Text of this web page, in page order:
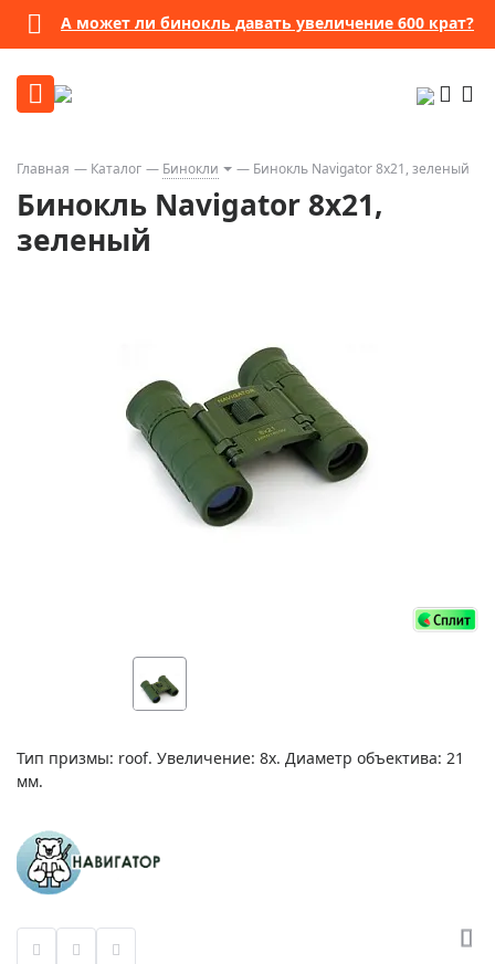
А может ли бинокль давать увеличение 600 крат?
Главная Каталог Бинокли Бинокль Navigator 8х21, зеленый
Бинокль Navigator 8х21,
зеленый
Тип призмы: roof. Увеличение: 8х. Диаметр объектива: 21
мм.